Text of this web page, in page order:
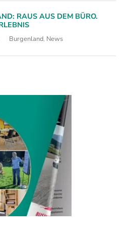
RAUS AUS DEM BÜRO.
Burgenland News